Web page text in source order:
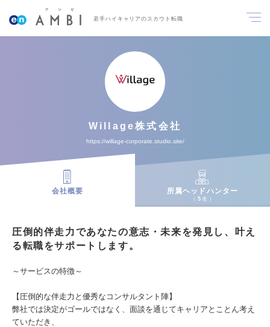
若手ハイキャリアのスカウト転職
Willage株式会社
https://willage-corporate.studio.site/
会社概要 所属ヘッドハンター
5 名
圧倒的伴走力であなたの意志・未来を発見し、叶え
る転職をサポートします。
～サービスの特徴～
【圧倒的な伴走力と優秀なコンサルタント陣】
弊社では決定がゴールではなく、面談を通じてキャリアとことん考え
ていただき、